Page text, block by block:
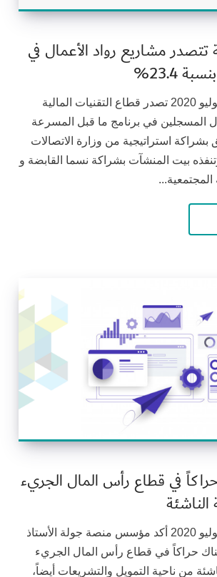
تتصدر مشاريع رواد الأعمال في
23.4%
مجلة تحالف – 28 يوليو 2020 تصدر قطاع التقنيات المالية
المسجلين في برنامج ما قبل المسرعة
بشراكة استراتيجية من وزارة الاتصالات
بيت المنشآت بشراكة نسما القابضة و
المجتمعية...
في قطاع رأس المال الجريء
مجلة تحالف – 22 يوليو 2020 أكد مؤسس منصة جولة الأستاذ
حراكاً في قطاع رأس المال الجريء
من ناحية التمويل والتشريعات أيضاً،